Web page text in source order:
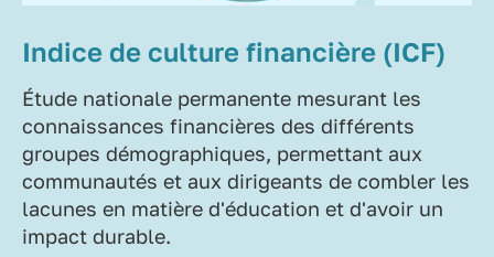
Indice de culture financière (ICF)
Étude nationale permanente mesurant les
connaissances financières des différents
groupes démographiques, permettant aux
communautés et aux dirigeants de combler les
lacunes en matière d'éducation et d'avoir un
impact durable.